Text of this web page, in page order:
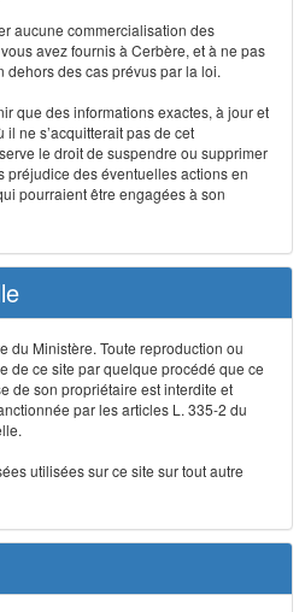
aucune commercialisation des
avez fournis à Cerbère, et à ne pas
dehors des cas prévus par la loi.
que des informations exactes, à jour et
ne s’acquitterait pas de cet
le droit de suspendre ou supprimer
préjudice des éventuelles actions en
pourraient être engagées à son
du Ministère. Toute reproduction ou
de ce site par quelque procédé que ce
de son propriétaire est interdite et
par les articles L. 335-2 du
utilisées sur ce site sur tout autre